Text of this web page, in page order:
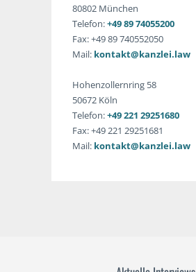
80802 München
Telefon:+49 89 74055200
Fax: +49 89 740552050
Mail: kontakt@kanzlei.law
Hohenzollernring 58
50672 Köln
Telefon:+49 221 29251680
Fax: +49 221 29251681
Mail: kontakt@kanzlei.law